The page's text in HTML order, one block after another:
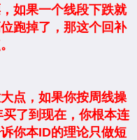
如果一个线段下跌就
跑掉了，那这个回补
点，如果你按周线操
了到现在，你根本连
你本ID的理论只做短